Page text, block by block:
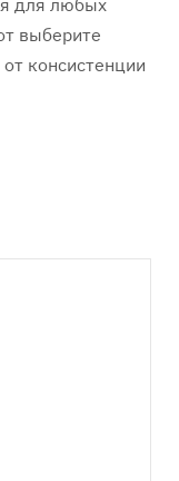
для любых
выберите
консистенции